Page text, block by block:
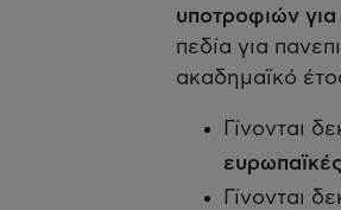
υποτροφιών
πεδία για
ακαδημαϊκό
Γίνονται
Γίνονται